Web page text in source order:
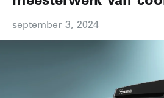
september 3, 2024